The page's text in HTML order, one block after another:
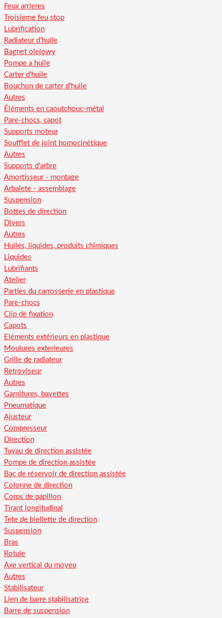
Feux arrieres
Troisieme feu stop
Lubrification
Radiateur d'huile
Bagnet olejowy
Pompe a huile
Carter d'huile
Bouchon de carter d'huile
Autres
Éléments en caoutchouc-métal
Pare-chocs, capot
Supports moteur
Soufflet de joint homocinétique
Autres
Supports d'arbre
Amortisseur - montage
Arbalete - assemblage
Suspension
Bottes de direction
Divers
Autres
Huiles, liquides, produits chimiques
Liquides
Lubrifiants
Atelier
Parties du carrosserie en plastique
Pare-chocs
Clip de fixation
Capots
Eléments extérieurs en plastique
Moulures exterieures
Grille de radiateur
Retroviseur
Autres
Garnitures, bavettes
Pneumatique
Ajusteur
Compresseur
Direction
Tuyau de direction assistée
Pompe de direction assistée
Bac de réservoir de direction assistée
Colonne de direction
Corps de papillon
Tirant longitudinal
Tete de biellette de direction
Suspension
Bras
Rotule
Axe vertical du moyeu
Autres
Stabilisateur
Lien de barre stabilisatrice
Barre de suspension